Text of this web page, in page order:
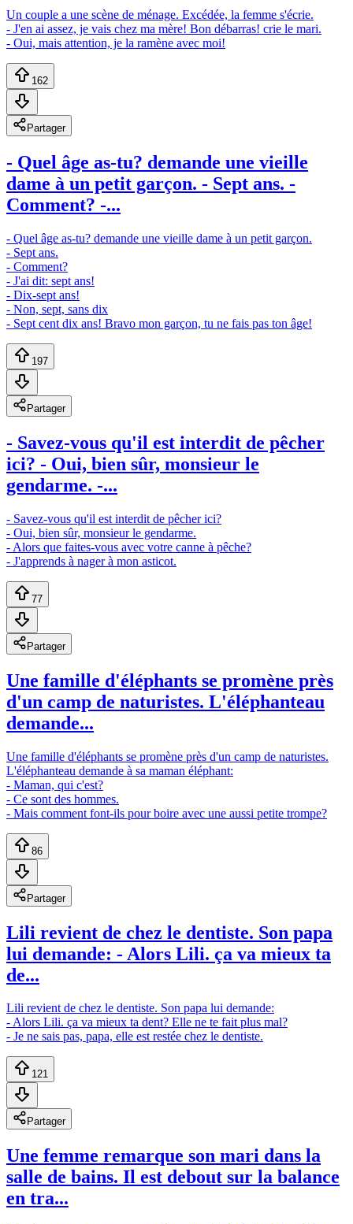
Un couple a une scène de ménage. Excédée, la femme s'écrie.
- J'en ai assez, je vais chez ma mère! Bon débarras! crie le mari.
- Oui, mais attention, je la ramène avec moi!
162
Partager
- Quel âge as-tu? demande une vieille
dame à un petit garçon. - Sept ans. -
Comment? -...
- Quel âge as-tu? demande une vieille dame à un petit garçon.
- Sept ans.
- Comment?
- J'ai dit: sept ans!
- Dix-sept ans!
- Non, sept, sans dix
- Sept cent dix ans! Bravo mon garçon, tu ne fais pas ton âge!
197
Partager
- Savez-vous qu'il est interdit de pêcher
ici? - Oui, bien sûr, monsieur le
gendarme. -...
- Savez-vous qu'il est interdit de pêcher ici?
- Oui, bien sûr, monsieur le gendarme.
- Alors que faites-vous avec votre canne à pêche?
- J'apprends à nager à mon asticot.
77
Partager
Une famille d'éléphants se promène près
d'un camp de naturistes. L'éléphanteau
demande...
Une famille d'éléphants se promène près d'un camp de naturistes.
L'éléphanteau demande à sa maman éléphant:
- Maman, qui c'est?
- Ce sont des hommes.
- Mais comment font-ils pour boire avec une aussi petite trompe?
86
Partager
Lili revient de chez le dentiste. Son papa
lui demande: - Alors Lili. ça va mieux ta
de...
Lili revient de chez le dentiste. Son papa lui demande:
- Alors Lili. ça va mieux ta dent? Elle ne te fait plus mal?
- Je ne sais pas, papa, elle est restée chez le dentiste.
121
Partager
Une femme remarque son mari dans la
salle de bains. Il est debout sur la balance
en tra...